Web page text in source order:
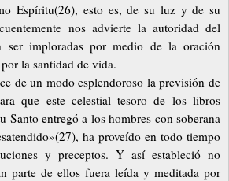
Espíritu(26), esto es, de su luz y de su
nos advierte la autoridad del
ser imploradas por medio de la oración
la santidad de vida.
de un modo esplendoroso la previsión de
que este celestial tesoro de los libros
Santo entregó a los hombres con soberana
ha proveído en todo tiempo
y preceptos. Y así estableció no
parte de ellos fuera leída y meditada por